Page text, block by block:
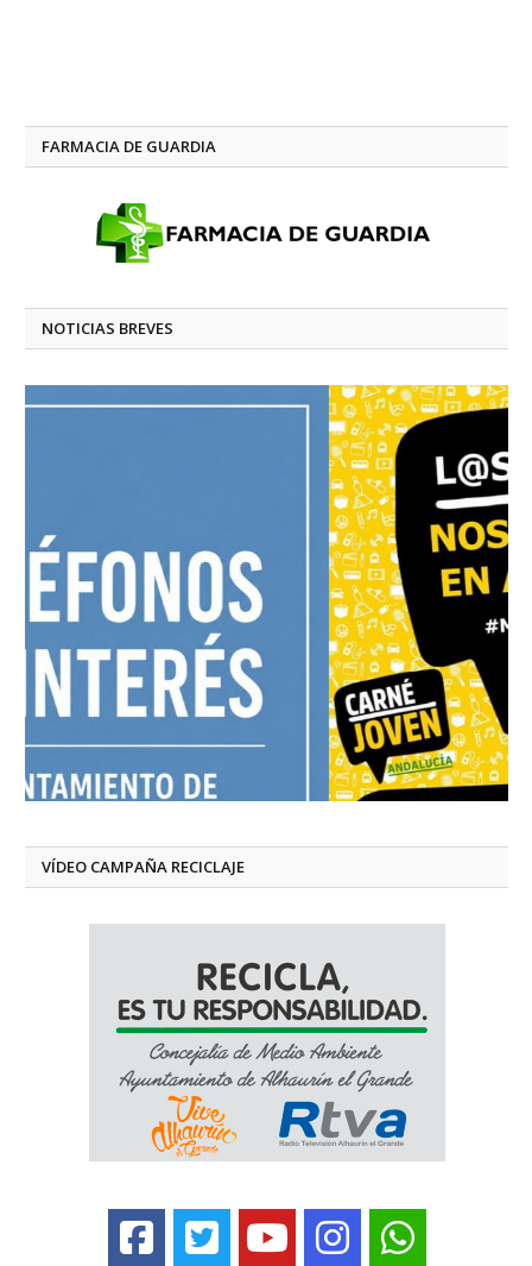
FARMACIA DE GUARDIA
NOTICIAS BREVES
VÍDEO CAMPAÑA RECICLAJE